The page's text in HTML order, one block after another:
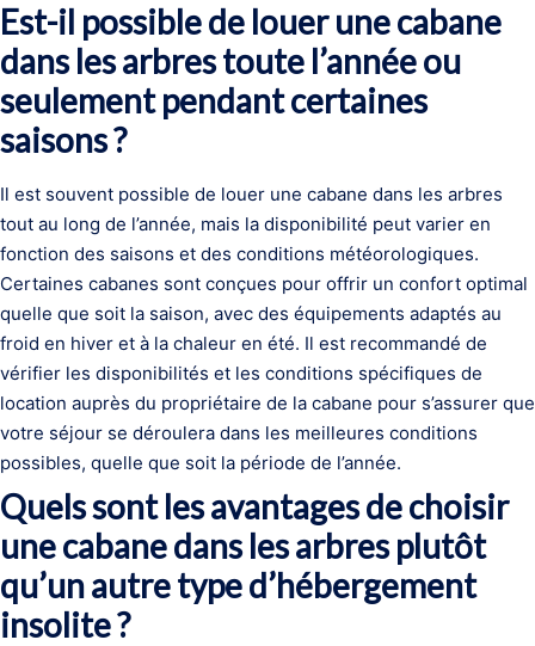
Est-il possible de louer une cabane
dans les arbres toute l’année ou
seulement pendant certaines
saisons ?
Il est souvent possible de louer une cabane dans les arbres
tout au long de l’année, mais la disponibilité peut varier en
fonction des saisons et des conditions météorologiques.
Certaines cabanes sont conçues pour offrir un confort optimal
quelle que soit la saison, avec des équipements adaptés au
froid en hiver et à la chaleur en été. Il est recommandé de
vérifier les disponibilités et les conditions spécifiques de
location auprès du propriétaire de la cabane pour s’assurer que
votre séjour se déroulera dans les meilleures conditions
possibles, quelle que soit la période de l’année.
Quels sont les avantages de choisir
une cabane dans les arbres plutôt
qu’un autre type d’hébergement
insolite ?